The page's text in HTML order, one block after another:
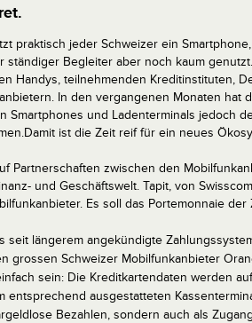
praktisch jeder Schweizer ein
ständiger Begleiter aber noch kaum
Handys, teilnehmenden Kreditinstituten,
In den vergangenen Monaten hat
Smartphones und Ladenterminals jedoch
ist die Zeit reif für ein neues
Partnerschaften zwischen den
und Geschäftswelt. Tapit, von
Es soll das Portemonnaie
seit längerem angekündigte
grossen Schweizer Mobilfunkanbieter
sein: Die Kreditkartendaten werden
entsprechend ausgestatteten
Bezahlen, sondern auch als